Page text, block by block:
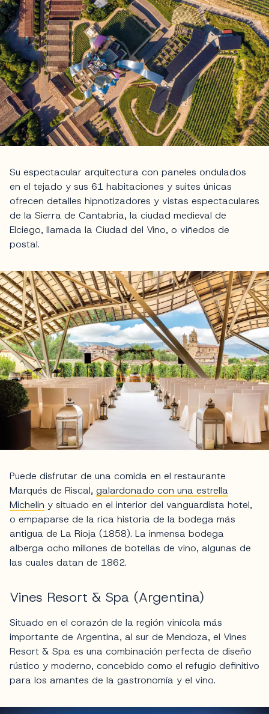
Su espectacular arquitectura con paneles ondulados
en el tejado y sus 61 habitaciones y suites únicas
ofrecen detalles hipnotizadores y vistas espectaculares
de la Sierra de Cantabria, la ciudad medieval de
Elciego, llamada la Ciudad del Vino, o viñedos de
postal.
Puede disfrutar de una comida en el restaurante
Marqués de Riscal, galardonado con una estrella
Michelin y situado en el interior del vanguardista hotel,
o empaparse de la rica historia de la bodega más
antigua de La Rioja (1858). La inmensa bodega
alberga ocho millones de botellas de vino, algunas de
las cuales datan de 1862.
Vines Resort & Spa (Argentina)
Situado en el corazón de la región vinícola más
importante de Argentina, al sur de Mendoza, el Vines
Resort & Spa es una combinación perfecta de diseño
rústico y moderno, concebido como el refugio definitivo
para los amantes de la gastronomía y el vino.